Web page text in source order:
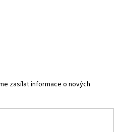
zasílat informace o nových